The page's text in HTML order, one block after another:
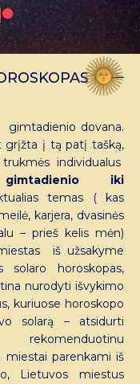
gimtadienio dovana.
grįžta į tą patį tašką,
individualus
iki
temas ( kas
karjera, dvasinės
– prieš kelis mėn)
iš užsakyme
solaro horoskopas,
nurodyti išvykimo
kuriuose horoskopo
solarą – atsidurti
miestai parenkami iš
Lietuvos miestus